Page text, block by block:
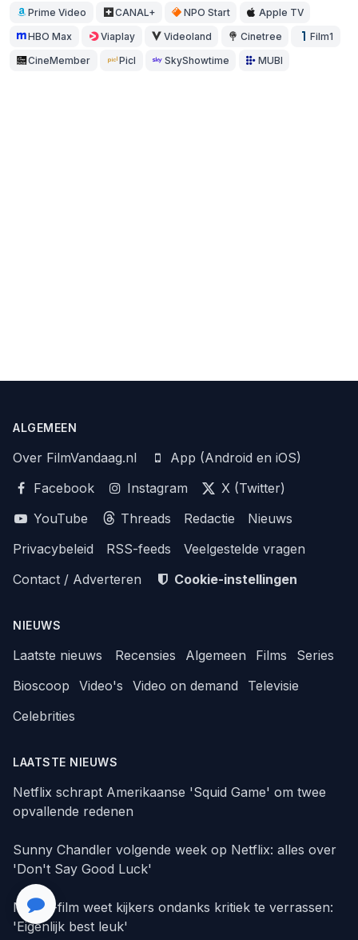
Prime Video CANAL+ NPO Start Apple TV
HBO Max Viaplay Videoland Cinetree Film1
CineMember Picl SkyShowtime MUBI
ALGEMEEN
Over FilmVandaag.nl
App (Android en iOS)
Facebook
Instagram
X (Twitter)
YouTube
Threads Redactie
Nieuws
Privacybeleid
RSS-feeds
Veelgestelde vragen
Contact / Adverteren
Cookie-instellingen
NIEUWS
Laatste nieuws Recensies Algemeen Films
Series
Bioscoop
Video's Video on demand
Televisie
Celebrities
LAATSTE NIEUWS
Netflix schrapt Amerikaanse 'Squid Game' om twee
opvallende redenen
Sunny Chandler volgende week op Netflix: alles over
'Don't Say Good Luck'
Netflix-film weet kijkers ondanks kritiek te verrassen:
'Eigenlijk best leuk'